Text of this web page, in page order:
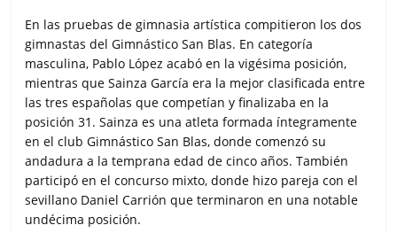
En las pruebas de gimnasia artística compitieron los dos
gimnastas del Gimnástico San Blas. En categoría
masculina, Pablo López acabó en la vigésima posición,
mientras que Sainza García era la mejor clasificada entre
las tres españolas que competían y finalizaba en la
posición 31. Sainza es una atleta formada íntegramente
en el club Gimnástico San Blas, donde comenzó su
andadura a la temprana edad de cinco años. También
participó en el concurso mixto, donde hizo pareja con el
sevillano Daniel Carrión que terminaron en una notable
undécima posición.